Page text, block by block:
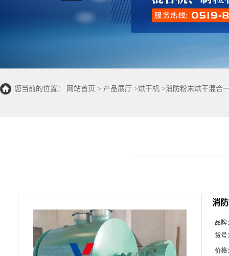
您当前的位置： 网站首页 > 产品展厅 >烘干机 >消防粉末烘干混合
消
品牌
货号
价格